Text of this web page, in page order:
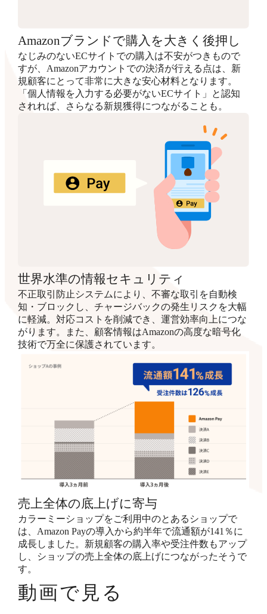
Amazonブランドで購入を大きく後押し
なじみのないECサイトでの購入は不安がつきもので
すが、Amazonアカウントでの決済が行える点は、新
規顧客にとって非常に大きな安心材料となります。
「個人情報を入力する必要がないECサイト」と認知
されれば、さらなる新規獲得につながることも。
世界水準の情報セキュリティ
不正取引防止システムにより、不審な取引を自動検
知・ブロックし、チャージバックの発生リスクを大幅
に軽減。対応コストを削減でき、運営効率向上につな
がります。また、顧客情報はAmazonの高度な暗号化
技術で万全に保護されています。
売上全体の底上げに寄与
カラーミーショップをご利用中のとあるショップで
は、Amazon Payの導入から約半年で流通額が141％に
成長しました。新規顧客の購入率や受注件数もアップ
し、ショップの売上全体の底上げにつながったそうで
す。
動画で見る